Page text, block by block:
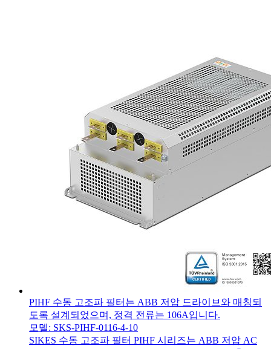
PIHF 수동 고조파 필터는 ABB 저압 드라이브와 매칭되
도록 설계되었으며, 정격 전류는 106A입니다.
모델: SKS-PIHF-0116-4-10
SIKES 수동 고조파 필터 PIHF 시리즈는 ABB 저압 AC